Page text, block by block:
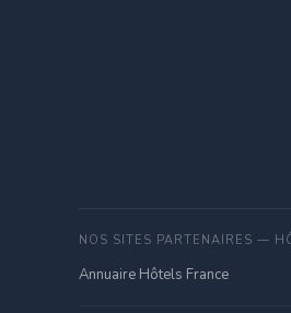
NOS SITES PARTENAIRES —
Annuaire Hôtels France